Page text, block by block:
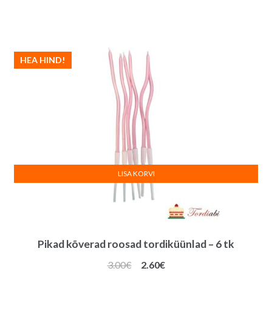
Pikad kõverad roosad tordiküünlad – 6 tk
HEA HIND!
3.00€
Algne
2.60€Praegune
LISA KORVI